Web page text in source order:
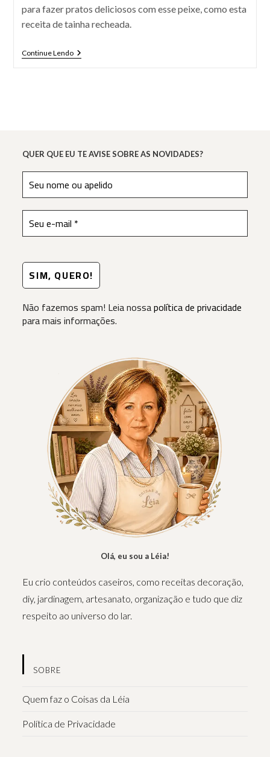
para fazer pratos deliciosos com esse peixe, como esta
receita de tainha recheada.
Continue LendoReceita
QUER QUE EU TE AVISE SOBRE AS NOVIDADES?
Não fazemos spam! Leia nossapolítica de privacidade
para mais informações.
Olá, eu sou a Léia!
Eu crio conteúdos caseiros, como receitas decoração,
diy, jardinagem, artesanato, organização e tudo que diz
respeito ao universo do lar.
SOBRE
Quem faz o Coisas da Léia
Política de Privacidade